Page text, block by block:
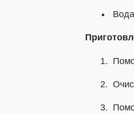
Вода